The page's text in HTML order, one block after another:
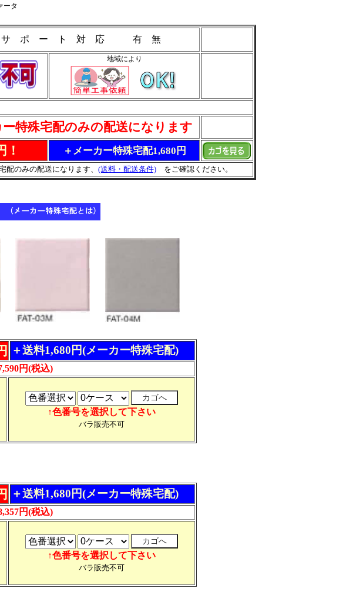
サ ポ ー ト 対 応 有 無
地域により
特殊宅配のみの配送になります
＋メーカー特殊宅配1,680円
配のみの配送になります、 (送料・配送条件) をご確認ください。
＋送料1,680円(メーカー特殊宅配)
円(税込)
↑色番号を選択して下さい
バラ販売不可
＋送料1,680円(メーカー特殊宅配)
円(税込)
↑色番号を選択して下さい
バラ販売不可
ータ